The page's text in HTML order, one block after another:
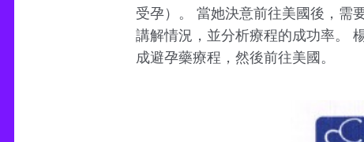
受孕）。 當她決意前往美國後，需
講解情況，並分析療程的成功率。
成避孕藥療程，然後前往美國。